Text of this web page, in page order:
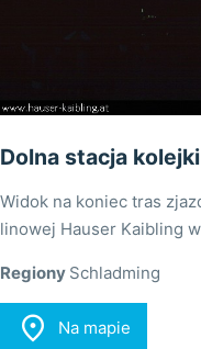
Dolna stacja
Widok na koniec tras
linowej Hauser Kaibling
Regiony Schladming
 Na mapie